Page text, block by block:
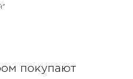
покупают